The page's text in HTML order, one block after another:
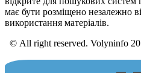
має бути розміщено незалежно
використання матеріалів.
© All right reserved. Volyninfo